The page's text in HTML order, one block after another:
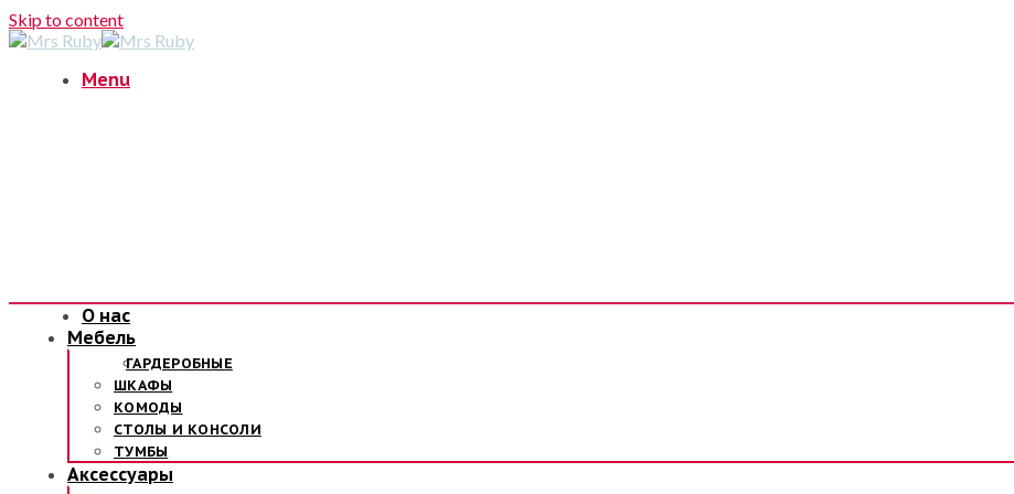
Skip to content
Menu
О нас
Мебель
ГАРДЕРОБНЫЕ
ШКАФЫ
КОМОДЫ
СТОЛЫ И КОНСОЛИ
ТУМБЫ
Аксессуары